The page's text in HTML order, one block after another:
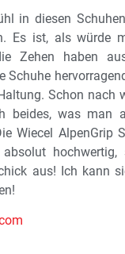
in diesen
Es ist, als würde
Zehen haben
Schuhe
Schon nach
beides, was man
Wiecel AlpenGrip
hochwertig,
aus! Ich kann
m